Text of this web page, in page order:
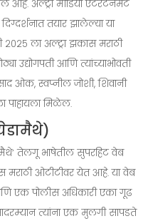
आहे. अल्ट्रा मीडिया एंटरटेनमेंट
तयार झालेल्या या
२०२५ ला अल्ट्रा झकास मराठी
उद्योगपती आणि त्यांच्याभोवती
ओक, स्वप्नील जोशी, शिवानी
पाहायला मिळेल.
तेलगू भाषेतील सुपरहिट वेब
मराठी ओटीटीवर येत आहे. या वेब
एक पोलीस अधिकारी एका गूढ
त्यांना एक मुलगी सापडते